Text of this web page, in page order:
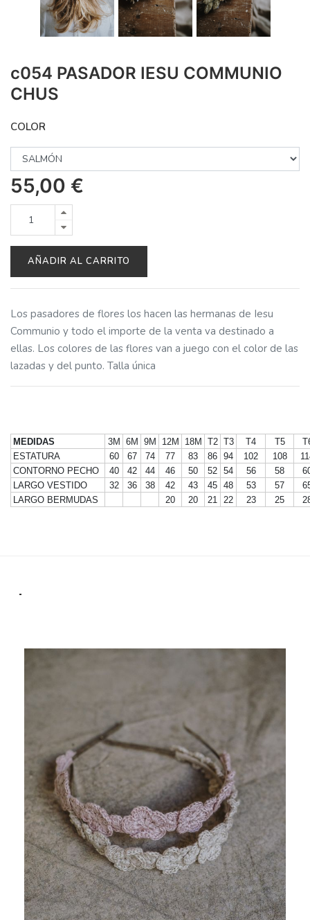
c054 PASADOR IESU COMMUNIO
CHUS
COLOR
55,00 €
AÑADIR AL CARRITO
Los pasadores de flores los hacen las hermanas de Iesu
Communio y todo el importe de la venta va destinado a
ellas. Los colores de las flores van a juego con el color de las
lazadas y del punto. Talla única
MEDIDAS 3M 6M 9M 12M 18M T2 T3 T4 T5
ESTATURA
60 67 74 77 83 86 94 102 108
CONTORNO PECHO
40 42 44 46 50 52 54 56 58
LARGO VESTIDO
32 36 38 42 43 45 48 53 57
LARGO BERMUDAS
20 20 21 22 23 25